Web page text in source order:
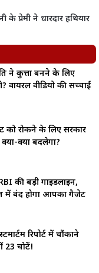
प्रेमी ने धारदार हथियार
ने कुत्ता बनने के लिए
वायरल वीडियो की सच्चाई
रोकने के लिए सरकार
क्या बदलेगा?
की बड़ी गाइडलाइन,
में बंद होगा आपका गैजेट
रिपोर्ट में चौंकाने
23 चोटें!